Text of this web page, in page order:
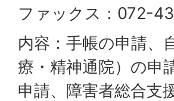
ファックス：072-
内容：手帳の申請、
療・精神通院）の申
申請、障害者総合支